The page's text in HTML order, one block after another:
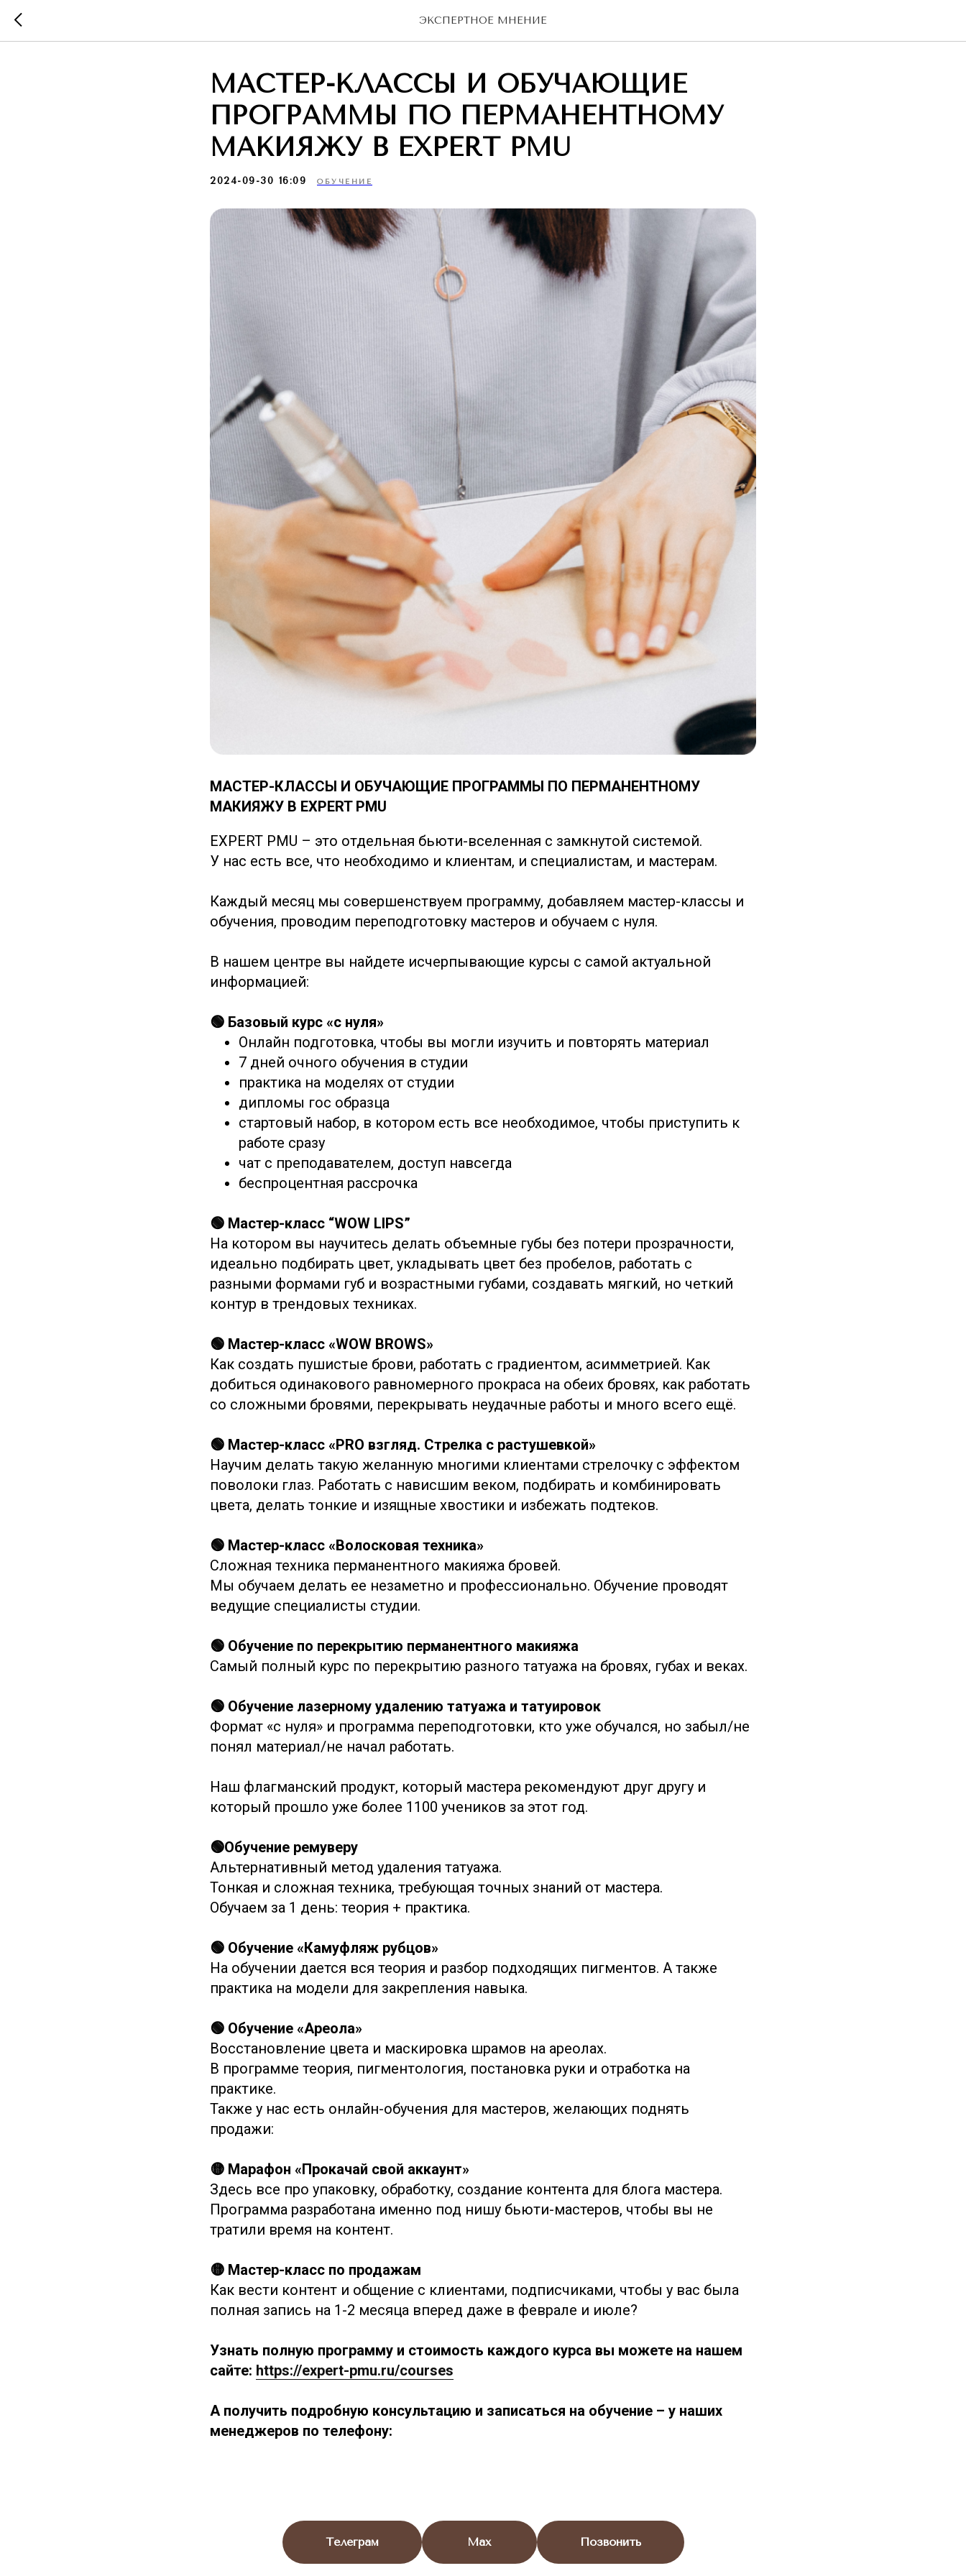
ЭКСПЕРТНОЕ МНЕНИЕ
МАСТЕР-КЛАССЫ И ОБУЧАЮЩИЕ
ПРОГРАММЫ ПО ПЕРМАНЕНТНОМУ
МАКИЯЖУ В EXPERT PMU
2024-09-30 16:09 ОБУЧЕНИЕ
МАСТЕР-КЛАССЫ И ОБУЧАЮЩИЕ ПРОГРАММЫ ПО ПЕРМАНЕНТНОМУ
МАКИЯЖУ В EXPERT PMU
EXPERT PMU – это отдельная бьюти-вселенная с замкнутой системой.
У нас есть все, что необходимо и клиентам, и специалистам, и мастерам.
Каждый месяц мы совершенствуем программу, добавляем мастер-классы и
обучения, проводим переподготовку мастеров и обучаем с нуля.
В нашем центре вы найдете исчерпывающие курсы с самой актуальной
информацией:
🟢 Базовый курс «с нуля»
Онлайн подготовка, чтобы вы могли изучить и повторять материал
7 дней очного обучения в студии
практика на моделях от студии
дипломы гос образца
стартовый набор, в котором есть все необходимое, чтобы приступить к
работе сразу
чат с преподавателем, доступ навсегда
беспроцентная рассрочка
🟢 Мастер-класс “WOW LIPS”
На котором вы научитесь делать объемные губы без потери прозрачности,
идеально подбирать цвет, укладывать цвет без пробелов, работать с
разными формами губ и возрастными губами, создавать мягкий, но четкий
контур в трендовых техниках.
🟢 Мастер-класс «WOW BROWS»
Как создать пушистые брови, работать с градиентом, асимметрией. Как
добиться одинакового равномерного прокраса на обеих бровях, как работать
со сложными бровями, перекрывать неудачные работы и много всего ещё.
🟢 Мастер-класс «PRO взгляд. Стрелка с растушевкой»
Научим делать такую желанную многими клиентами стрелочку с эффектом
поволоки глаз. Работать с нависшим веком, подбирать и комбинировать
цвета, делать тонкие и изящные хвостики и избежать подтеков.
🟢 Мастер-класс «Волосковая техника»
Сложная техника перманентного макияжа бровей.
Мы обучаем делать ее незаметно и профессионально. Обучение проводят
ведущие специалисты студии.
🟢 Обучение по перекрытию перманентного макияжа
Самый полный курс по перекрытию разного татуажа на бровях, губах и веках.
🟢 Обучение лазерному удалению татуажа и татуировок
Формат «с нуля» и программа переподготовки, кто уже обучался, но забыл/не
понял материал/не начал работать.
Наш флагманский продукт, который мастера рекомендуют друг другу и
который прошло уже более 1100 учеников за этот год.
🟢Обучение ремуверу
Альтернативный метод удаления татуажа.
Тонкая и сложная техника, требующая точных знаний от мастера.
Обучаем за 1 день: теория + практика.
🟢 Обучение «Камуфляж рубцов»
На обучении дается вся теория и разбор подходящих пигментов. А также
практика на модели для закрепления навыка.
🟢 Обучение «Ареола»
Восстановление цвета и маскировка шрамов на ареолах.
В программе теория, пигментология, постановка руки и отработка на
практике.
Также у нас есть онлайн-обучения для мастеров, желающих поднять
продажи:
🟡 Марафон «Прокачай свой аккаунт»
Здесь все про упаковку, обработку, создание контента для блога мастера.
Программа разработана именно под нишу бьюти-мастеров, чтобы вы не
тратили время на контент.
🟡 Мастер-класс по продажам
Как вести контент и общение с клиентами, подписчиками, чтобы у вас была
полная запись на 1-2 месяца вперед даже в феврале и июле?
Узнать полную программу и стоимость каждого курса вы можете на нашем
сайте: https://expert-pmu.ru/courses
А получить подробную консультацию и записаться на обучение – у наших
менеджеров по телефону:
Телеграм Max Позвонить